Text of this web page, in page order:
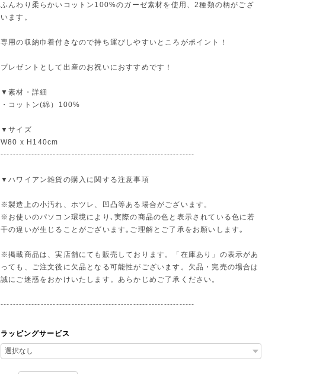
ふんわり柔らかいコットン100%のガーゼ素材を使用、2種類の柄がござ
います。
専用の収納巾着付きなので持ち運びしやすいところがポイント！
プレゼントとして出産のお祝いにおすすめです！
▼素材・詳細
・コットン(綿）100%
▼サイズ
W80 x H140cm
---------------------------------------------------------------
▼ハワイアン雑貨の購入に関する注意事項
※製造上の小汚れ、ホツレ、凹凸等ある場合がございます。
※お使いのパソコン環境により､実際の商品の色と表示されている色に若
干の違いが生じることがございます｡ご理解とご了承をお願いします｡
※掲載商品は、実店舗にても販売しております。「在庫あり」の表示があ
っても、ご注文後に欠品となる可能性がございます。欠品・完売の場合は
誠にご迷惑をおかけいたします。あらかじめご了承ください。
---------------------------------------------------------------
ラッピングサービス